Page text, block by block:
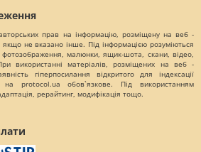
прав на інформацію, розміщену на веб -
якщо не вказано інше. Під інформацією розуміються
фотозображення, малюнки, ящик-шота, скани, відео,
використанні матеріалів, розміщених на веб -
гіперпосилання відкритого для індексації
protocol.ua обов`язкове. Під використанням
рерайтинг, модифікація тощо.